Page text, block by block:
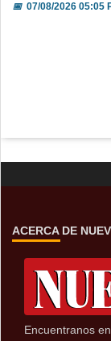
📅07/08/2026 05:05
ACERCA DE
Encuentranos